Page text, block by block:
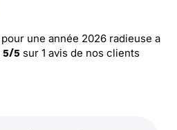
une année 2026 radieuse a
5/5 sur 1 avis de nos clients